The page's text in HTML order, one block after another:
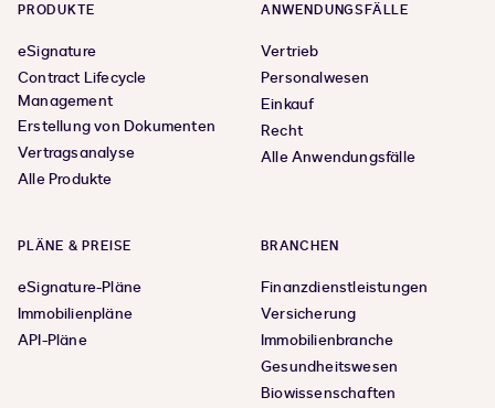
PRODUKTE
eSignature
Contract Lifecycle
Management
Erstellung von Dokumenten
Vertragsanalyse
Alle Produkte
ANWENDUNGSFÄLLE
Vertrieb
Personalwesen
Einkauf
Recht
Alle Anwendungsfälle
PLÄNE & PREISE
eSignature-Pläne
Immobilienpläne
API-Pläne
BRANCHEN
Finanzdienstleistungen
Versicherung
Immobilienbranche
Gesundheitswesen
Biowissenschaften